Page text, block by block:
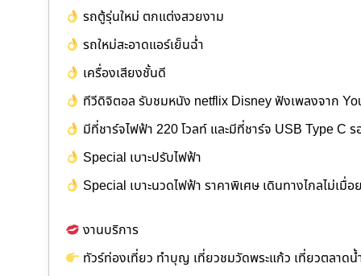
รถตู้รุ่นใหม่ ตกแต่งสวยงาม
รถใหม่สะอาดแอร์เย็นฉ่ำ
เครื่องเสียงชั้นดี
ทีวีดิจิตอล รับชมหนัง netflix Disney ฟังเพลงจาก
มีที่ชาร์จไฟฟ้า 220 โวลท์ และมีที่ชาร์จ USB Type C
Special เบาะปรับไฟฟ้า
Special เบาะนวดไฟฟ้า ราคาพิเศษ เดินทางไกลไม่เมื่อย
งานบริการ
ทัวร์ท่องเที่ยว ทำบุญ เที่ยวชมวัดพระแก้ว เที่ยวตลาด